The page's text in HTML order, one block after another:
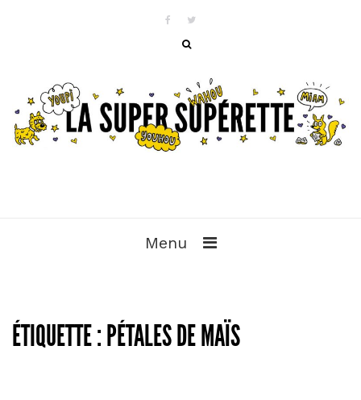
Menu
ÉTIQUETTE : PÉTALES DE MAÏS